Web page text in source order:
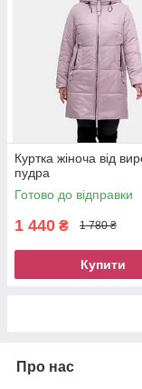
Куртка жіноча від
пудра
Готово до відправки
1 440 ₴ 1 780 ₴
Купити
Про нас